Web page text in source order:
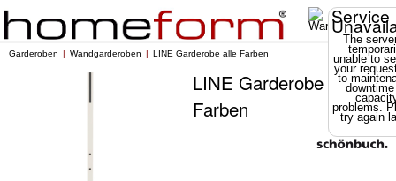
Service
The
unable to
your
to
problems.
try again
Garderoben Wandgarderoben LINE Garderobe alle Farben
LINE Garderobe alle
Farben